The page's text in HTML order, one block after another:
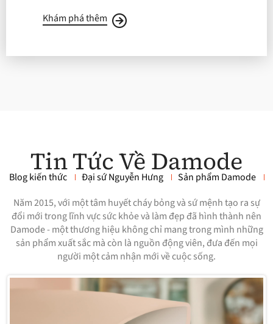
Khám phá thêm
Tin Tức Về Damode
Blog kiến thức Đại sứ Nguyễn Hưng Sản phẩm Damode
Năm 2015, với một tâm huyết cháy bỏng và sứ mệnh tạo ra sự
đổi mới trong lĩnh vực sức khỏe và làm đẹp đã hình thành nên
Damode - một thương hiệu không chỉ mang trong mình những
sản phẩm xuất sắc mà còn là nguồn động viên, đưa đến mọi
người một cảm nhận mới về cuộc sống.